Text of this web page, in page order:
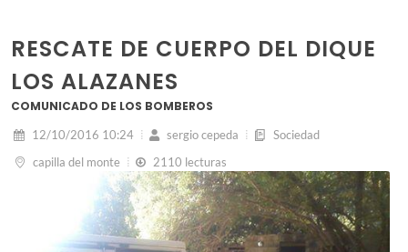
RESCATE DE CUERPO DEL DIQUE
LOS ALAZANES
COMUNICADO DE LOS BOMBEROS
12/10/2016 10:24 sergio cepeda
Sociedad
capilla del monte
2110 lecturas